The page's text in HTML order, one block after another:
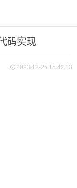
码实现
2023-12-25 15:42:13